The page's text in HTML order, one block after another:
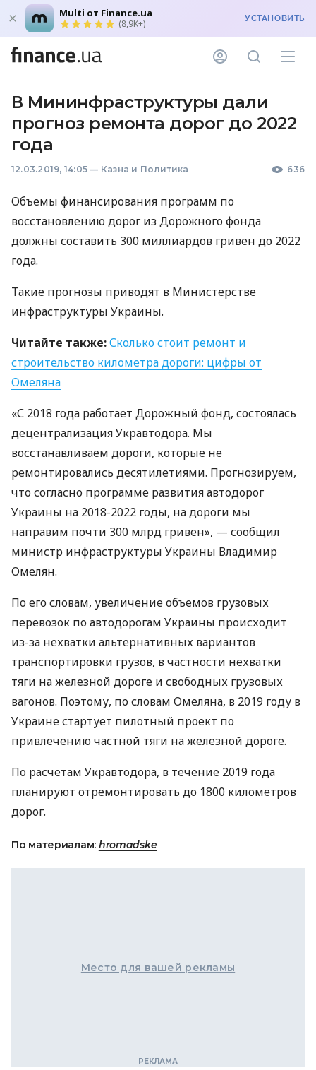
Multi от Finance.ua
(8,9K+) УСТАНОВИТЬ
В Мининфраструктуры дали
прогноз ремонта дорог до 2022
года
12.03.2019, 14:05 — Казна и Политика 636
Объемы финансирования программ по
восстановлению дорог из Дорожного фонда
должны составить 300 миллиардов гривен до 2022
года.
Такие прогнозы приводят в Министерстве
инфраструктуры Украины.
Читайте также:Сколько стоит ремонт и
строительство километра дороги: цифры от
Омеляна
«С 2018 года работает Дорожный фонд, состоялась
децентрализация Укравтодора. Мы
восстанавливаем дороги, которые не
ремонтировались десятилетиями. Прогнозируем,
что согласно программе развития автодорог
Украины на 2018-2022 годы, на дороги мы
направим почти 300 млрд гривен», — сообщил
министр инфраструктуры Украины Владимир
Омелян.
По его словам, увеличение объемов грузовых
перевозок по автодорогам Украины происходит
из-за нехватки альтернативных вариантов
транспортировки грузов, в частности нехватки
тяги на железной дороге и свободных грузовых
вагонов. Поэтому, по словам Омеляна, в 2019 году в
Украине стартует пилотный проект по
привлечению частной тяги на железной дороге.
По расчетам Укравтодора, в течение 2019 года
планируют отремонтировать до 1800 километров
дорог.
По материалам: hromadske
Место для вашей рекламы